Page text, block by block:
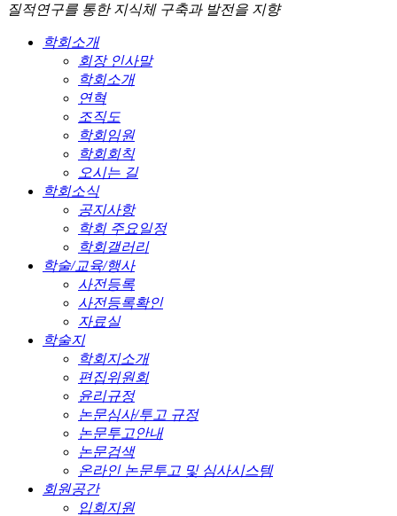
질적연구를 통한 지식체 구축과 발전을 지향
학회소개
회장 인사말
학회소개
연혁
조직도
학회임원
학회회칙
오시는 길
학회소식
공지사항
학회 주요일정
학회갤러리
학술/교육/행사
사전등록
사전등록확인
자료실
학술지
학회지소개
편집위원회
윤리규정
논문심사/투고 규정
논문투고안내
논문검색
온라인 논문투고 및 심사시스템
회원공간
입회지원